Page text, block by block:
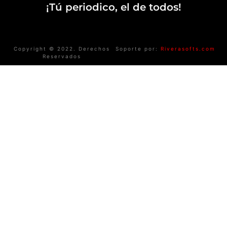
¡Tú periodico, el de todos!
Copyright © 2022. Derechos
Reservados
Soporte por: Riverasofts.com